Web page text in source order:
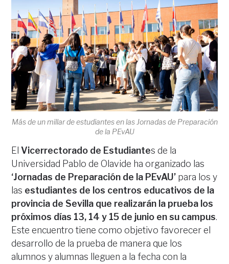
Más de un millar de estudiantes en las Jornadas de Preparación
de la PEvAU
ElVicerrectorado de Estudiantes de la
Universidad Pablo de Olavide ha organizado las
‘Jornadas de Preparación de la PEvAU’ para los y
las estudiantes de los centros educativos de la
provincia de Sevilla que realizarán la prueba los
próximos días 13, 14 y 15 de junio en su campus.
Este encuentro tiene como objetivo favorecer el
desarrollo de la prueba de manera que los
alumnos y alumnas lleguen a la fecha con la